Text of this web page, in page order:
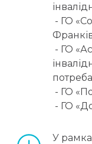
- ГО
- ГО
У